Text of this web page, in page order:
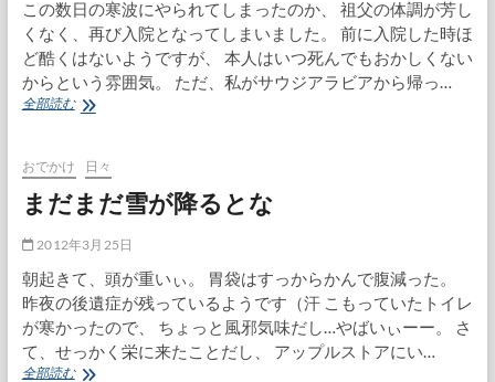
この数日の寒波にやられてしまったのか、 祖父の体調が芳し
くなく、再び入院となってしまいました。 前に入院した時ほ
ど酷くはないようですが、 本人はいつ死んでもおかしくない
からという雰囲気。 ただ、私がサウジアラビアから帰っ…
全部読む祖
度
入
院
おでかけ 日々
まだまだ雪が降るとな
2012年3月25日
朝起きて、頭が重いぃ。 胃袋はすっからかんで腹減った。
昨夜の後遺症が残っているようです（汗 こもっていたトイレ
が寒かったので、 ちょっと風邪気味だし…やばいぃーー。 さ
て、せっかく栄に来たことだし、 アップルストアにい…
全部読むま